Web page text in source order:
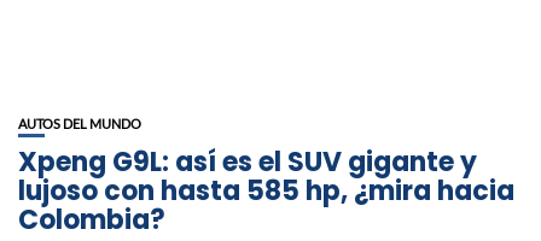
AUTOS DEL MUNDO
Xpeng G9L: así es el SUV gigante y
lujoso con hasta 585 hp, ¿mira hacia
Colombia?